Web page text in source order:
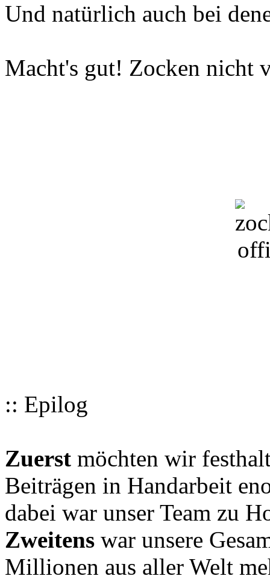
Und natürlich auch bei
Macht's gut! Zocken nicht
:: Epilog
Zuerst möchten wir
Beiträgen in Handarbeit
dabei war unser Team zu
Zweitens war unsere
Millionen aus aller Welt